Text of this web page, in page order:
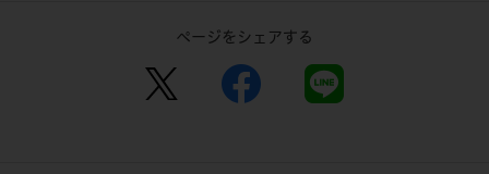
ページをシェアする